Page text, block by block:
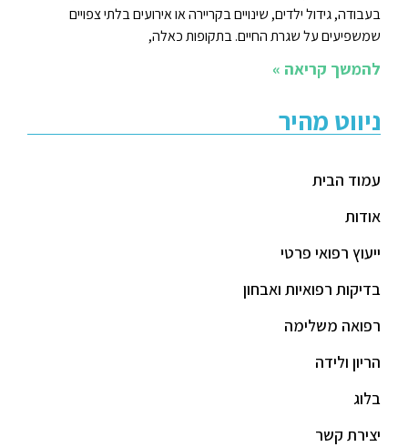
בעבודה, גידול ילדים, שינויים בקריירה או אירועים בלתי צפויים
שמשפיעים על שגרת החיים. בתקופות כאלה,
להמשך קריאה »
ניווט מהיר
עמוד הבית
אודות
ייעוץ רפואי פרטי
בדיקות רפואיות ואבחון
רפואה משלימה
הריון ולידה
בלוג
יצירת קשר